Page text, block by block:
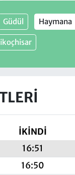
Güdül Haymana
İKINDI
16:51
16:50